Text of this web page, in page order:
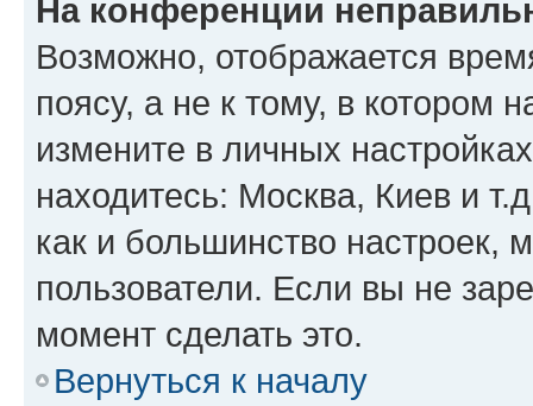
На конференции
Возможно, отображается
поясу, а не к тому, в котором
измените в личных
находитесь: Москва, Киев и
как и большинство настроек,
пользователи. Если вы не
момент сделать это.
Вернуться к началу